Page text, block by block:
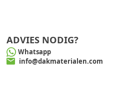
ADVIES NODIG?
Whatsapp
info@dakmaterialen.com